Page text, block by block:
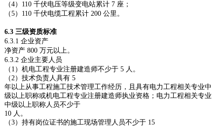
（4） 110 千伏电压等级变电站累计 7 座；
（5） 110 千伏电缆工程累计 200 公里。
6.3 三级资质标准
6.3.1 企业资产
净资产800 万元以上。
6.3.2 企业主要人员
（ 1 ）机电工程专业注册建造师不少于 5 人。
（2）技术负责人具有 5
年以上从事工程施工技术管理工作经历，且具有电力工程相关专业中
级以上职称或机电工程专业注册建造师执业资格；电力工程相关专业
中级以上职称人员不少于
10 人。
（3）持有岗位证书的施工现场管理人员不少于 15